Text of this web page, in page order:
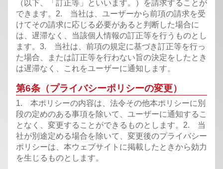
（以下、「訂正等」といいます。）を請求することが
できます。 2. 当社は、ユーザーから前項の請求を受
けてその請求に応じる必要があると判断した場合に
は、遅滞なく、当該個人情報の訂正等を行うものとし
ます。 3. 当社は、前項の規定に基づき訂正等を行っ
た場合、または訂正等を行わない旨の決定をしたとき
は遅滞なく、これをユーザーに通知します。
第6条（プライバシーポリシーの変更）
1. 本ポリシーの内容は、法令その他本ポリシーに別
段の定めのある事項を除いて、ユーザーに通知するこ
となく、変更することができるものとします。 2. 当
社が別途定める場合を除いて、変更後のプライバシー
ポリシーは、本ウェブサイトに掲載したときから効力
を生じるものとします。